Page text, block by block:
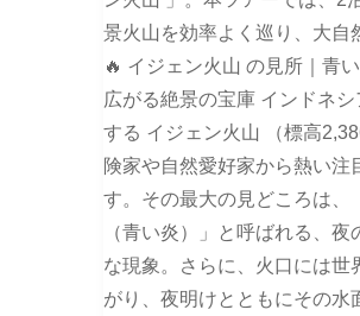
景火山を効率よく巡り、大自
🔥 イジェン火山 の見所｜青
広がる絶景の宝庫 インドネ
する イジェン火山 （標高
険家や自然愛好家から熱い注
す。その最大の見どころは、
（青い炎）」と呼ばれる、
な現象。さらに、火口には世
がり、夜明けとともにその水